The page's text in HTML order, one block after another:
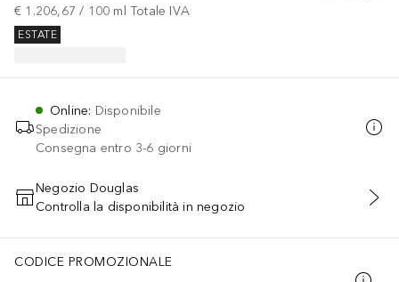
€ 1.206,67 / 100 ml Totale IVA
ESTATE
Online: Disponibile
Spedizione
Consegna entro 3-6 giorni
AGGIUNGI AL CARRELLO
Negozio Douglas
Controlla la disponibilità in negozio
CODICE PROMOZIONALE